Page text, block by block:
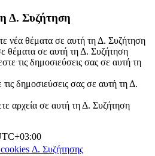
Δ. Συζήτηση
νέα θέματα σε αυτή τη Δ. Συζήτηση
θέματα σε αυτή τη Δ. Συζήτηση
τις δημοσιεύσεις σας σε αυτή τη
τις δημοσιεύσεις σας σε αυτή τη Δ.
αρχεία σε αυτή τη Δ. Συζήτηση
Δ. Συζήτησης